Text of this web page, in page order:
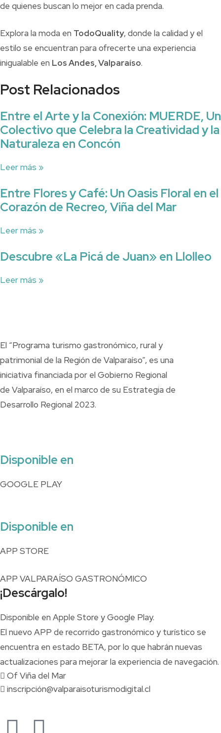
de quienes buscan lo mejor en cada prenda.
Explora la moda en TodoQuality, donde la calidad y el
estilo se encuentran para ofrecerte una experiencia
inigualable en Los Andes, Valparaíso.
Post Relacionados
Entre el Arte y la Conexión: MUERDE, Un
Colectivo que Celebra la Creatividad y la
Naturaleza en Concón
Leer más »
Entre Flores y Café: Un Oasis Floral en el
Corazón de Recreo, Viña del Mar
Leer más »
Descubre «La Picá de Juan» en Llolleo
Leer más »
El “Programa turismo gastronómico, rural y
patrimonial de la Región de Valparaíso”, es una
iniciativa financiada por el Gobierno Regional
de Valparaíso, en el marco de su Estrategia de
Desarrollo Regional 2023.
Disponible en
GOOGLE PLAY
Disponible en
APP STORE
APP VALPARAÍSO GASTRONÓMICO
¡Descárgalo!
Disponible en Apple Store y Google Play.
El nuevo APP de recorrido gastronómico y turístico se
encuentra en estado BETA, por lo que habrán nuevas
actualizaciones para mejorar la experiencia de navegación.
Of Viña del Mar
inscripción@valparaisoturismodigital.cl